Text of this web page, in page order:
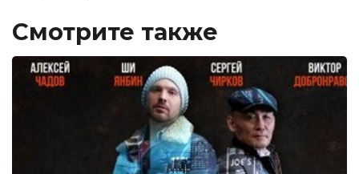
Смотрите также